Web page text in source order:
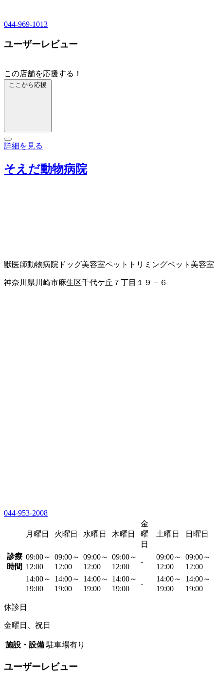
044-969-1013
ユーザーレビュー
この店舗を応援する！
ここから応援
詳細を見る
そえだ動物病院
獣医師動物病院 ドッグ美容室ペットトリミングペット美容室
神奈川県川崎市麻生区千代ケ丘７丁目１９－６
044-953-2008
月曜日 火曜日 水曜日 木曜日
金
曜
日
土曜日 日曜日
診療
時間
09:00～
12:00
09:00～
12:00
09:00～
12:00
09:00～
12:00
-
09:00～
12:00
09:00～
12:00
14:00～
19:00
14:00～
19:00
14:00～
19:00
14:00～
19:00
-
14:00～
19:00
14:00～
19:00
休診日
金曜日、祝日
施設・設備 駐車場有り
ユーザーレビュー